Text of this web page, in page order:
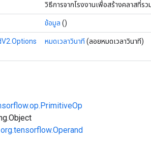
วิธีการจากโรงงานเพื่อสร้างคลาสที่ร
ข้อมูล ()
หมดเวลาวินาที (ลอยหมดเวลาวินาที)
org.tensorflow.Operand